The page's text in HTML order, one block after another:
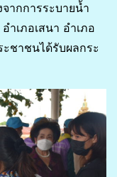
ากการระบายน้ำ
ำเภอเสนา อำเภอ
ะชาชนได้รับผลกระ